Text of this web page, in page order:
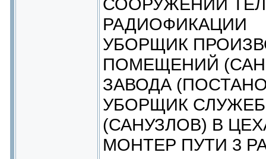
РАДИОФИКАЦИИ
УБОРЩИК
ПОМЕЩЕНИЙ
ЗАВОДА
УБОРЩИК
(САНУЗЛОВ) В
МОНТЕР ПУТИ 3